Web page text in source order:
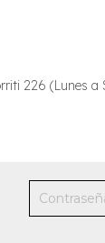
226 (Lunes